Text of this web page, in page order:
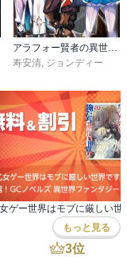
寿安清 ジョンディー
もっと見る
3位